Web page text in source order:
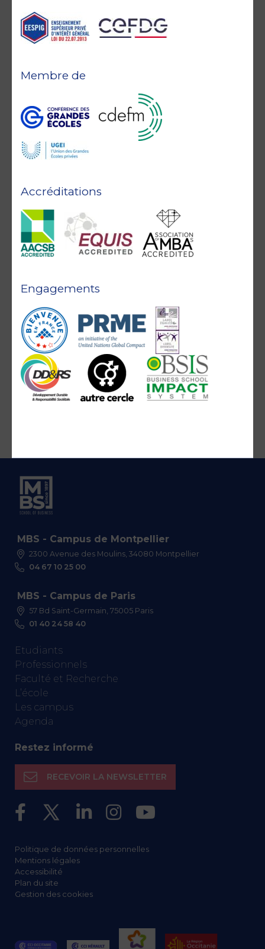
Accréditations
Membre de
Engagements
MBS - Campus de Montpellier
2300 Avenue des Moulins, 34080 Montpellier
04 67 10 25 00
MBS - Campus de Paris
57 Bd Saint-Germain, 75005 Paris
01 40 24 58 40
Etudiants
Professionnels
Faculté et Recherche
L’école
Les campus
Agenda
Restez informé
RECEVOIR LA NEWSLETTER
Politique de données personnelles
Mentions légales
Accessibilité
Plan du site
Gestion des cookies